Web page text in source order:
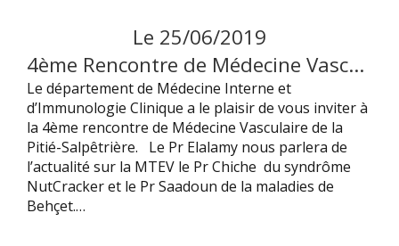
Le 25/06/2019
4ème Rencontre de Médecine Vasculaire de la Pitié-Salêtrière
Le département de Médecine Interne et
d’Immunologie Clinique a le plaisir de vous inviter à
la 4ème rencontre de Médecine Vasculaire de la
Pitié-Salpêtrière. Le Pr Elalamy nous parlera de
l’actualité sur la MTEV le Pr Chiche du syndrôme
NutCracker et le Pr Saadoun de la maladies de
Behçet.…